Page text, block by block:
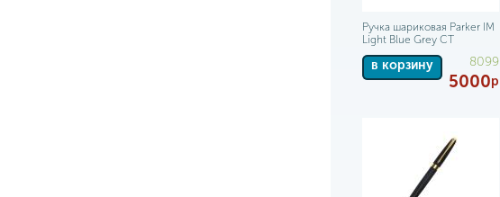
Ручка шариковая Parker IM
Light Blue Grey CT
в корзину 8099
5000р